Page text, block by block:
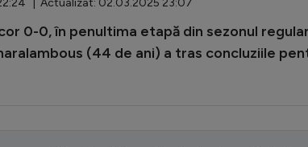
| Actualizat: 02.03.2025 23:07
0-0, în penultima etapă din sezonul
(44 de ani) a tras concluziile